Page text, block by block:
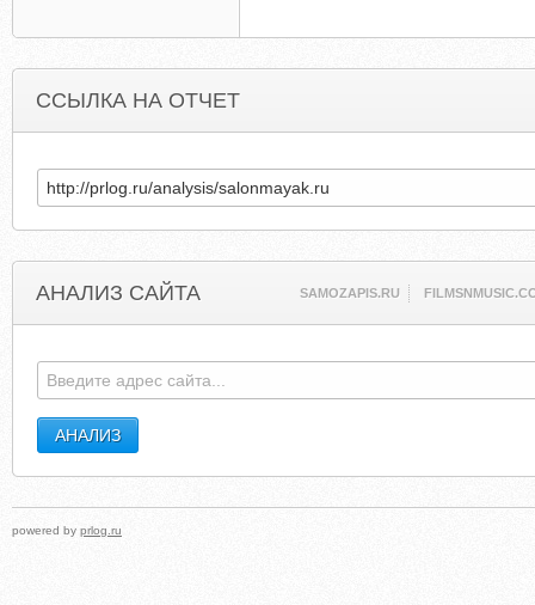
ССЫЛКА НА ОТЧЕТ
АНАЛИЗ САЙТА SAMOZAPIS.RU
powered by prlog.ru